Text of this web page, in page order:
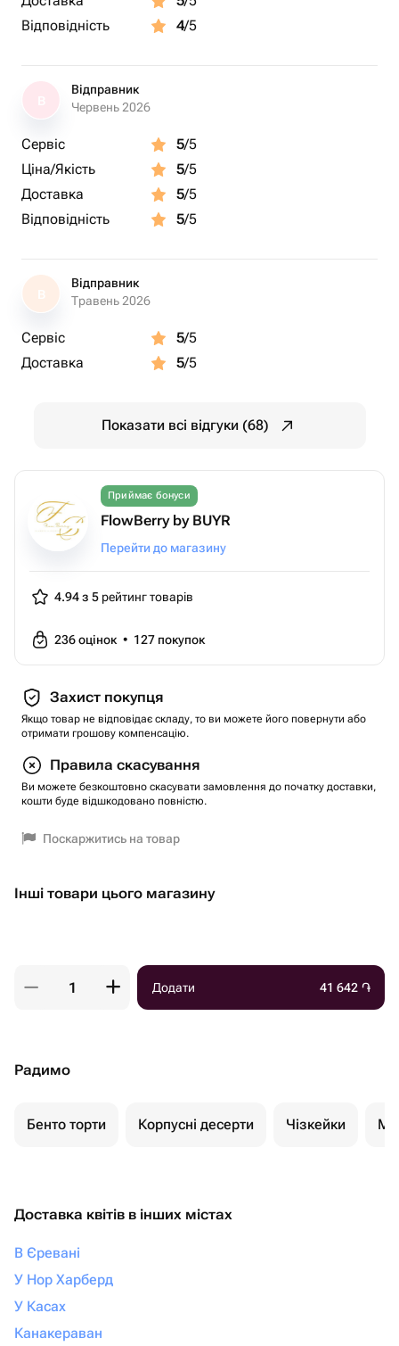
Відповідність
4/5
Відправник
Червень 2026
Сервіс 5/5
Ціна/Якість
5/5
Доставка
5/5
Відповідність
5/5
В
Відправник
Травень 2026
Сервіс 5/5
Доставка
5/5
Показати всі відгуки (68)
Приймає бонуси
FlowBerry by BUYR
Перейти до магазину
4.94 з 5 рейтинг товарів
236оцінок • 127 покупок
Захист покупця
Якщо товар не відповідає складу, то ви можете його повернути або
отримати грошову компенсацію.
Правила скасування
Ви можете безкоштовно скасувати замовлення до початку доставки,
кошти буде відшкодовано повністю.
Поскаржитись на товар
Інші товари цього магазину
Додати 41 642 ֏
Радимо
Бенто торти Корпусні десерти Чізкейки
Доставка квітів в інших містах
В Єревані
У Нор Харберд
У Касах
Канакераван